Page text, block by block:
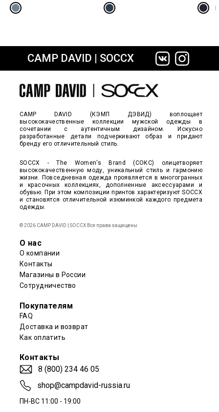
сайте СДЭК
CAMP DAVID | SOCCX
CAMP DAVID (КЭМП ДЭВИД) воплощает
высококачественные коллекции мужской одежды в
сочетании с аутентичным дизайном. Искусно
разработанные детали подчеркивают образ и придают
бренду его отличительный стиль.
SOCCX - The Women's Brand (СОКС) олицетворяет
высококачественную моду, уникальный стиль и гармонию
жизни. Повседневная одежда проявляется в многогранных
и красочных коллекциях, дополненные аксессуарами и
обувью. При этом композиции принтов характеризуют SOCCX
и становятся отличительной изюминкой каждого предмета
одежды.
© 2026 CAMP DAVID | SOCCX Все права защищены
О нас
О компании
Контакты
Магазины в России
Сотрудничество
Покупателям
FAQ
Доставка и возврат
Как оплатить
Контакты
8 (800) 234 46 05
shop@campdavid-russia.ru
ПН-ВС 11:00 - 19:00